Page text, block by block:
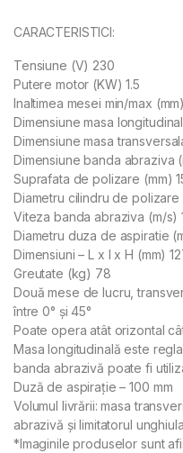
CARACTERISTICI:
Tensiune (V) 230
Putere motor (KW) 1.5
Inaltimea mesei min/max
Dimensiune masa
Dimensiune masa
Dimensiune banda abraziva
Suprafata de polizare (mm)
Diametru cilindru de polizare
Viteza banda abraziva (m/s)
Diametru duza de aspiratie
Dimensiuni – L x l x H (mm)
Greutate (kg) 78
Două mese de lucru,
între 0° şi 45°
Poate opera atât orizontal
Masa longitudinală este
banda abrazivă poate fi
Duză de aspirație – 100 mm
Volumul livrării: masa
abrazivă şi limitatorul
*Imaginile produselor sunt